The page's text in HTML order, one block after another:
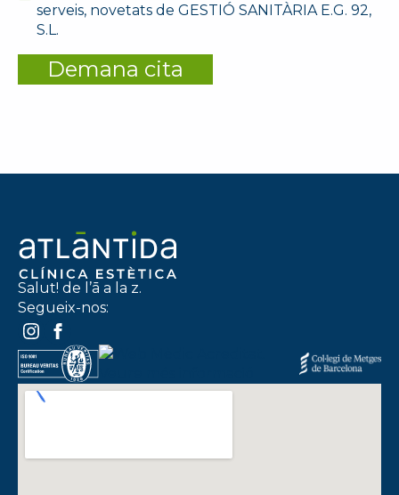
serveis, novetats de GESTIÓ SANITÀRIA E.G. 92,
S.L.
Demana cita
Salut! de l’ā a la z.
Segueix-nos: